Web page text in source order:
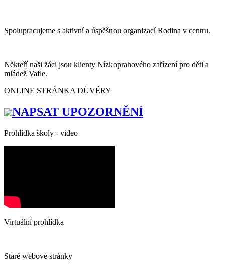
Spolupracujeme s aktivní a úspěšnou organizací Rodina v centru.
Někteří naši žáci jsou klienty Nízkoprahového zařízení pro děti a
mládež Vafle.
ONLINE STRÁNKA DŮVĚRY
NAPSAT UPOZORNĚNÍ
Prohlídka školy - video
Virtuální prohlídka
Staré webové stránky